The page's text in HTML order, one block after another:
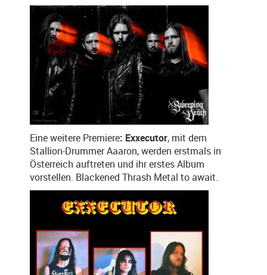
Eine weitere Premiere: Exxecutor, mit dem
Stallion-Drummer Aaaron, werden erstmals in
Österreich auftreten und ihr erstes Album
vorstellen. Blackened Thrash Metal to await.